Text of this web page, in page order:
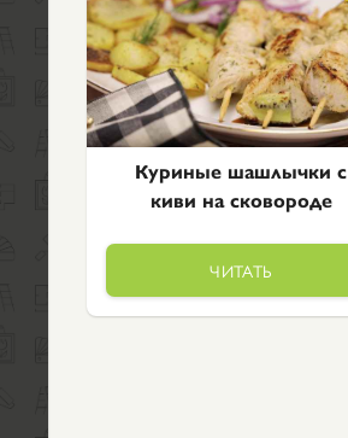
Куриные шашлычки с
киви на сковороде
ЧИТАТЬ